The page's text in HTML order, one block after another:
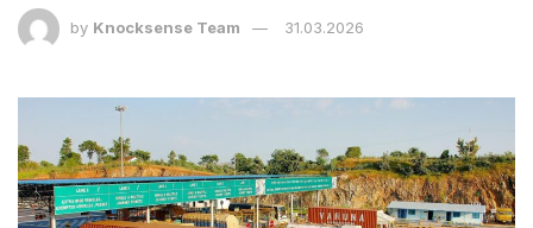
by Knocksense Team 31.03.2026